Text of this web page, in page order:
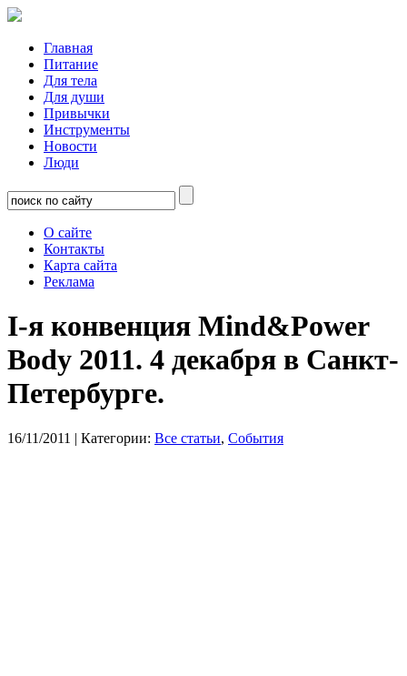
Главная
Питание
Для тела
Для души
Привычки
Инструменты
Новости
Люди
О сайте
Контакты
Карта сайта
Реклама
I-я конвенция Mind&Power
Body 2011. 4 декабря в Санкт-
Петербурге.
16/11/2011 | Категории: Все статьи, События